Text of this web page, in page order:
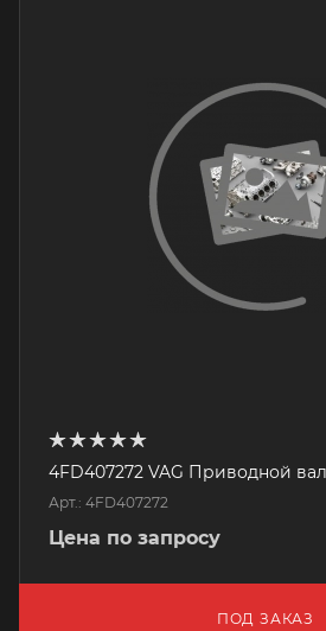
4FD407272 VAG Приводной
Арт.: 4FD407272
Цена по запросу
ПОД ЗАКАЗ